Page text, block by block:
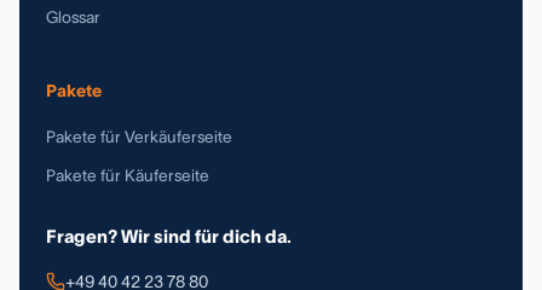
Glossar
Pakete
Pakete für Verkäuferseite
Pakete für Käuferseite
Fragen? Wir sind für dich da.
+49 40 42 23 78 80